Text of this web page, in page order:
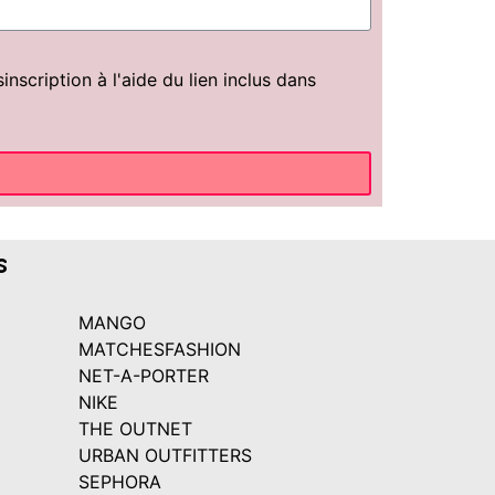
à l'aide du lien inclus dans
MANGO
MATCHESFASHION
NET-A-PORTER
NIKE
THE OUTNET
URBAN OUTFITTERS
SEPHORA